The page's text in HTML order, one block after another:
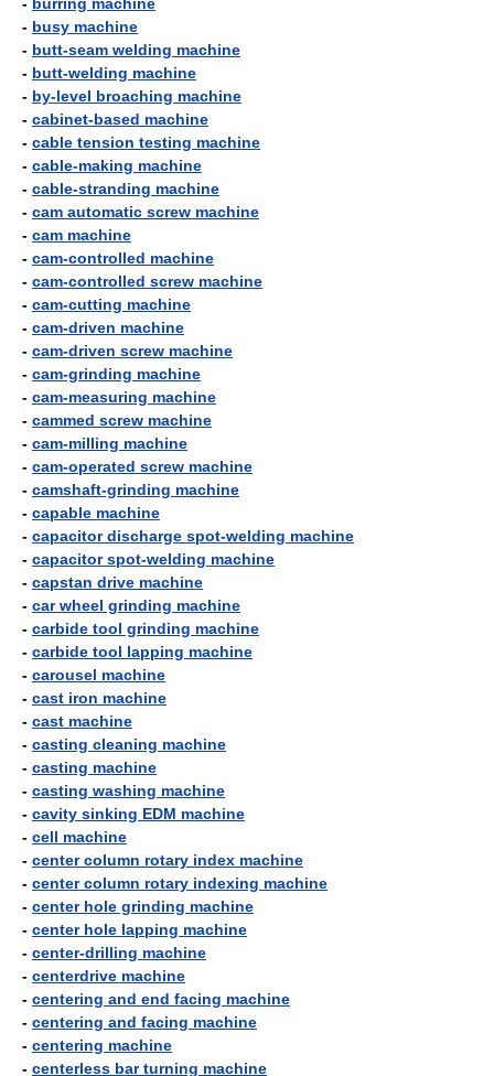
- busy machine
- butt-seam welding machine
- butt-welding machine
- by-level broaching machine
- cabinet-based machine
- cable tension testing machine
- cable-making machine
- cable-stranding machine
- cam automatic screw machine
- cam machine
- cam-controlled machine
- cam-controlled screw machine
- cam-cutting machine
- cam-driven machine
- cam-driven screw machine
- cam-grinding machine
- cam-measuring machine
- cammed screw machine
- cam-milling machine
- cam-operated screw machine
- camshaft-grinding machine
- capable machine
- capacitor discharge spot-welding machine
- capacitor spot-welding machine
- capstan drive machine
- car wheel grinding machine
- carbide tool grinding machine
- carbide tool lapping machine
- carousel machine
- cast iron machine
- cast machine
- casting cleaning machine
- casting machine
- casting washing machine
- cavity sinking EDM machine
- cell machine
- center column rotary index machine
- center column rotary indexing machine
- center hole grinding machine
- center hole lapping machine
- center-drilling machine
- centerdrive machine
- centering and end facing machine
- centering and facing machine
- centering machine
- centerless bar turning machine